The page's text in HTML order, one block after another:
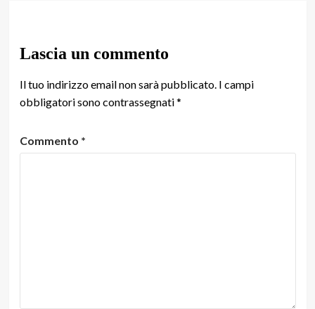
Lascia un commento
Il tuo indirizzo email non sarà pubblicato. I campi
obbligatori sono contrassegnati*
Commento *